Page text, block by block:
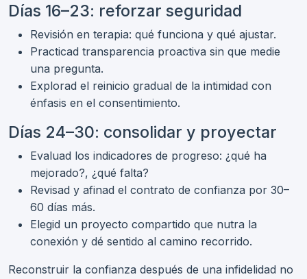
Días 16–23: reforzar seguridad
Revisión en terapia: qué funciona y qué ajustar.
Practicad transparencia proactiva sin que medie
una pregunta.
Explorad el reinicio gradual de la intimidad con
énfasis en el consentimiento.
Días 24–30: consolidar y proyectar
Evaluad los indicadores de progreso: ¿qué ha
mejorado?, ¿qué falta?
Revisad y afinad el contrato de confianza por 30–
60 días más.
Elegid un proyecto compartido que nutra la
conexión y dé sentido al camino recorrido.
Reconstruir la confianza después de una infidelidad no